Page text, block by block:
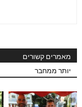
מאמרים קשורים
יותר ממחבר